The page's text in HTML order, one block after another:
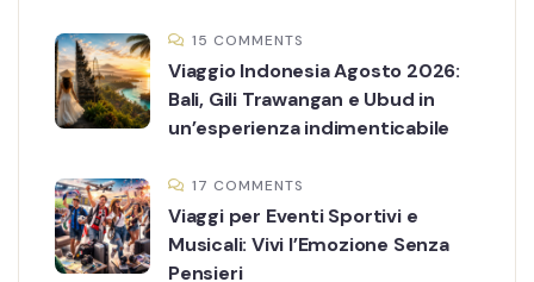
15 COMMENTS
Viaggio Indonesia Agosto 2026:
Bali, Gili Trawangan e Ubud in
un’esperienza indimenticabile
17 COMMENTS
Viaggi per Eventi Sportivi e
Musicali: Vivi l’Emozione Senza
Pensieri